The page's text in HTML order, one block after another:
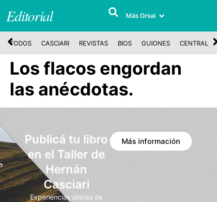
Editorial Más Orsai
TODOS CASCIARI REVISTAS BIOS GUIONES CENTRAL
Los flacos engordan
las anécdotas.
Publicá tu libro
en el Taller de
Hernán
Casciari
Experiencias únicas de
Más información